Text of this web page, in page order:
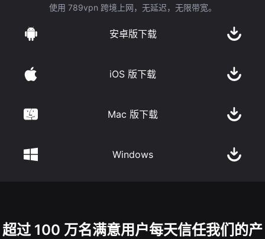
使用 789vpn 跨境上网，无延迟，无限带宽。
安卓版下载
iOS 版下载
Mac 版下载
Windows
超过 100 万名满意用户每天信任我们的产